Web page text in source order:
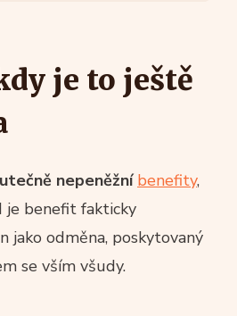
je to ještě
nepeněžníbenefity,
je benefit fakticky
jako odměna, poskytovaný
se vším všudy.